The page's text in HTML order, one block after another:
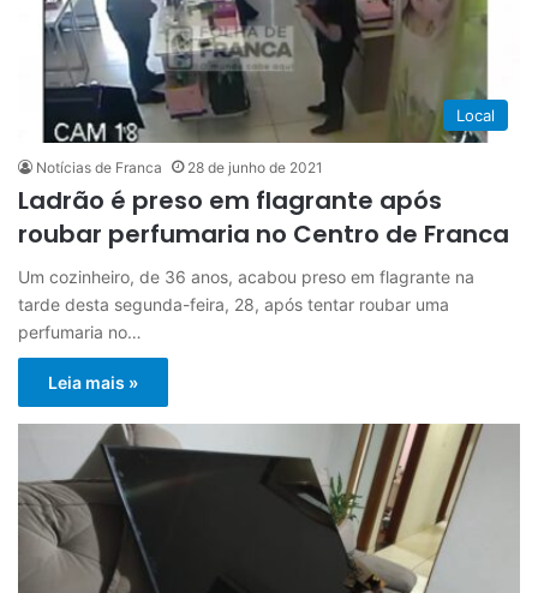
Local
Notícias de Franca 28 de junho de 2021
Ladrão é preso em flagrante após
roubar perfumaria no Centro de Franca
Um cozinheiro, de 36 anos, acabou preso em flagrante na
tarde desta segunda-feira, 28, após tentar roubar uma
perfumaria no…
Leia mais »